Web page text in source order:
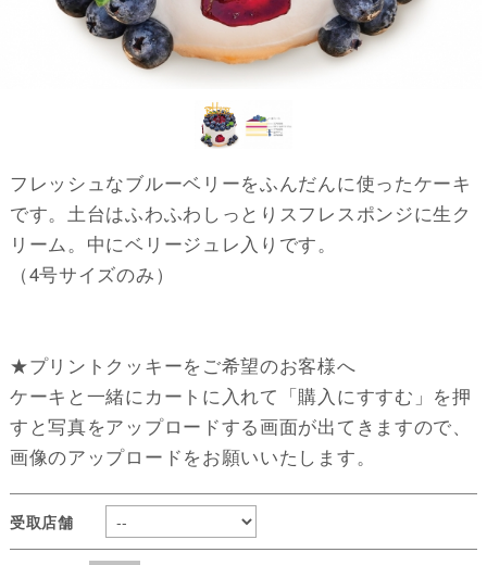
フレッシュなブルーベリーをふんだんに使ったケーキ
です。土台はふわふわしっとりスフレスポンジに生ク
リーム。 中にベリージュレ入りです。
（4号サイズのみ）
★プリントクッキーをご希望のお客様へ
ケーキと一緒にカートに入れて「購入にすすむ」を押
すと写真をアップロードする画面が出てきますので、
画像のアップロードをお願いいたします。
受取店舗